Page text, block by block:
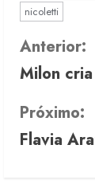
nicoletti
C
o
n
t
Anterior:
Milon
Próximo:
Flavia